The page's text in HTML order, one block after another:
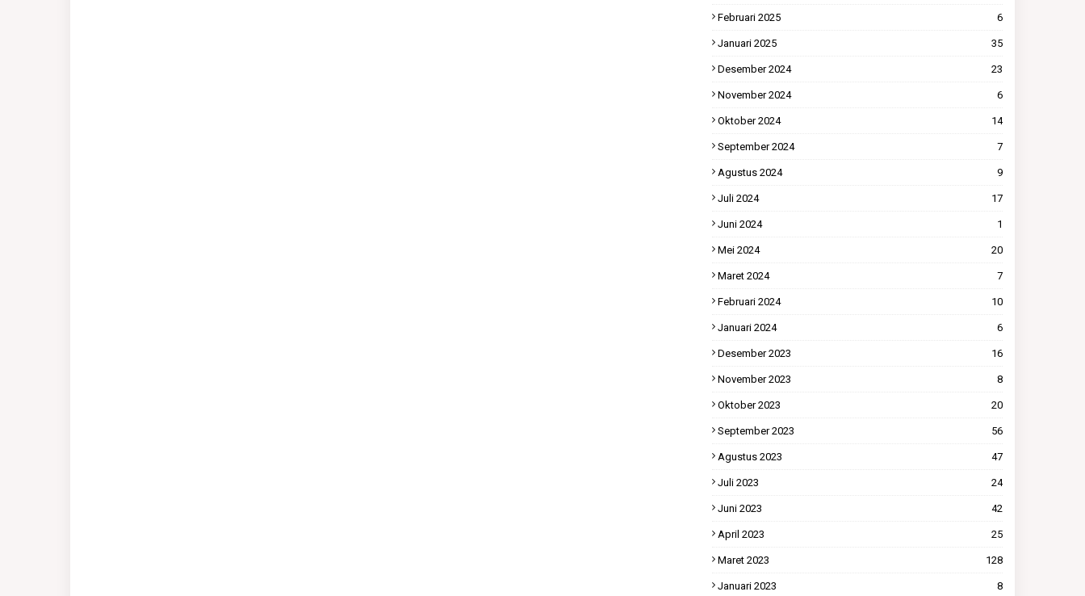
Februari 2025 6
Januari 2025 35
Desember 2024 23
November 2024 6
Oktober 2024 14
September 2024 7
Agustus 2024 9
Juli 2024 17
Juni 2024 1
Mei 2024 20
Maret 2024 7
Februari 2024 10
Januari 2024 6
Desember 2023 16
November 2023 8
Oktober 2023 20
September 2023 56
Agustus 2023 47
Juli 2023 24
Juni 2023 42
April 2023 25
Maret 2023 128
Januari 2023 8